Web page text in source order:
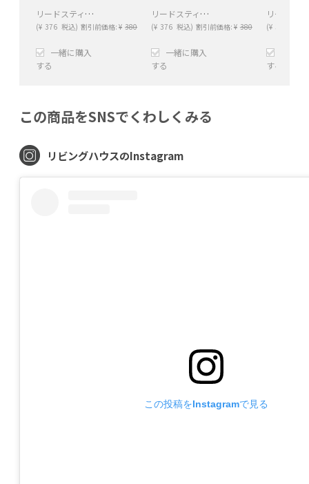
リードスティック（Beige）
(¥ 376 税込) 割引前価格:¥ 380
一緒に購入
する
リードスティック（Charcoal）
(¥ 376 税込) 割引前価格: ¥ 380
一緒に購入
する
(¥
する
この商品をSNSでくわしくみる
リビングハウスのInstagram
この投稿をInstagramで見る